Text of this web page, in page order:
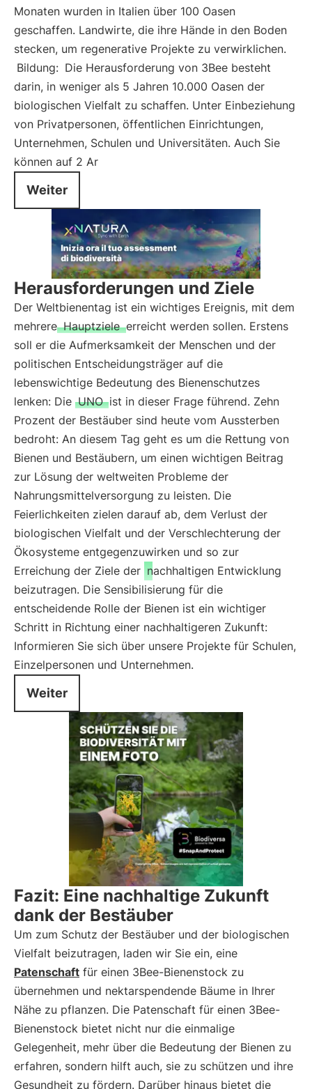
Monaten wurden in Italien über 100 Oasen
geschaffen. Landwirte, die ihre Hände in den Boden
stecken, um regenerative Projekte zu verwirklichen.
Bildung: Die Herausforderung von 3Bee besteht
darin, in weniger als 5 Jahren 10.000 Oasen der
biologischen Vielfalt zu schaffen. Unter Einbeziehung
von Privatpersonen, öffentlichen Einrichtungen,
Unternehmen, Schulen und Universitäten. Auch Sie
können auf 2 Ar
Weiter
Herausforderungen und Ziele
Der Weltbienentag ist ein wichtiges Ereignis, mit dem
mehrere Hauptziele erreicht werden sollen. Erstens
soll er die Aufmerksamkeit der Menschen und der
politischen Entscheidungsträger auf die
lebenswichtige Bedeutung des Bienenschutzes
lenken: Die UNO ist in dieser Frage führend. Zehn
Prozent der Bestäuber sind heute vom Aussterben
bedroht: An diesem Tag geht es um die Rettung von
Bienen und Bestäubern, um einen wichtigen Beitrag
zur Lösung der weltweiten Probleme der
Nahrungsmittelversorgung zu leisten. Die
Feierlichkeiten zielen darauf ab, dem Verlust der
biologischen Vielfalt und der Verschlechterung der
Ökosysteme entgegenzuwirken und so zur
Erreichung der Ziele der nachhaltigen Entwicklung
beizutragen. Die Sensibilisierung für die
entscheidende Rolle der Bienen ist ein wichtiger
Schritt in Richtung einer nachhaltigeren Zukunft:
Informieren Sie sich über unsere Projekte für Schulen,
Einzelpersonen und Unternehmen.
Weiter
Fazit: Eine nachhaltige Zukunft
dank der Bestäuber
Um zum Schutz der Bestäuber und der biologischen
Vielfalt beizutragen, laden wir Sie ein, eine
Patenschaft für einen 3Bee-Bienenstock zu
übernehmen und nektarspendende Bäume in Ihrer
Nähe zu pflanzen. Die Patenschaft für einen 3Bee-
Bienenstock bietet nicht nur die einmalige
Gelegenheit, mehr über die Bedeutung der Bienen zu
erfahren, sondern hilft auch, sie zu schützen und ihre
Gesundheit zu fördern. Darüber hinaus bietet die